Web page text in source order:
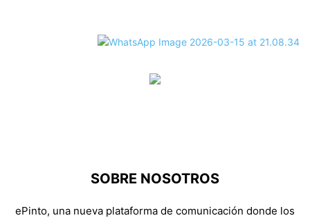
SOBRE NOSOTROS
ePinto, una nueva plataforma de comunicación donde los